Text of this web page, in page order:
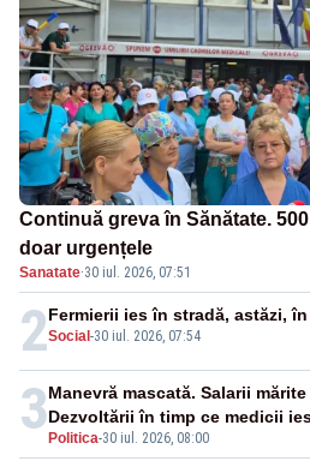
Continuă greva în Sănătate.
doar urgențele
Sanatate·30 iul. 2026, 07:51
2Social -30 iul. 2026, 07:54
Fermierii ies în stradă, astăzi,
3 Politica-30 iul. 2026, 08:00
Manevră mascată. Salarii
Dezvoltării în timp ce medicii